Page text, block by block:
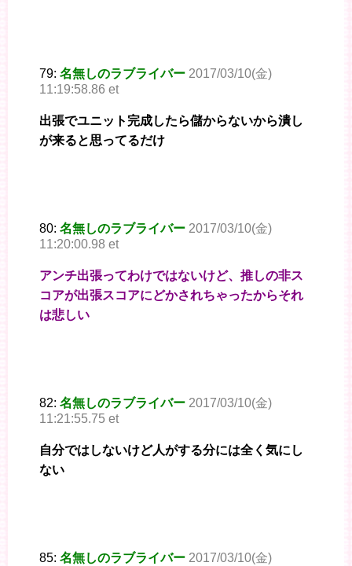
79: 名無しのラブライバー 2017/03/10(金)
11:19:58.86 et
出張でユニット完成したら儲からないから潰し
が来ると思ってるだけ
80: 名無しのラブライバー 2017/03/10(金)
11:20:00.98 et
アンチ出張ってわけではないけど、推しの非ス
コアが出張スコアにどかされちゃったからそれ
は悲しい
82: 名無しのラブライバー 2017/03/10(金)
11:21:55.75 et
自分ではしないけど人がする分には全く気にし
ない
85: 名無しのラブライバー 2017/03/10(金)